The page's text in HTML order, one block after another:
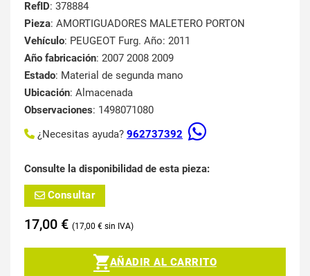
RefID: 378884
Pieza: AMORTIGUADORES MALETERO PORTON
Vehículo: PEUGEOT Furg. Año: 2011
Año fabricación: 2007 2008 2009
Estado: Material de segunda mano
Ubicación: Almacenada
Observaciones: 1498071080
¿Necesitas ayuda? 962737392
Consulte la disponibilidad de esta pieza:
Consultar
17,00 € 17,00 €
AÑADIR AL CARRITO